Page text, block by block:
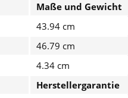
Maße und Gewicht
43.94 cm
46.79 cm
4.34 cm
Herstellergarantie